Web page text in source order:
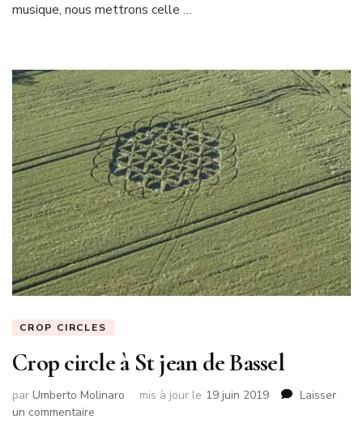
musique, nous mettrons celle …
CROP CIRCLES
Crop circle à St jean de Bassel
par Umberto Molinaro mis à jour le 19 juin 2019
Laisser
un commentaire